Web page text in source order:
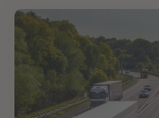
IE & Innovatie
Herstructurering
Lees meer
Internationale
Contact
Nederlands